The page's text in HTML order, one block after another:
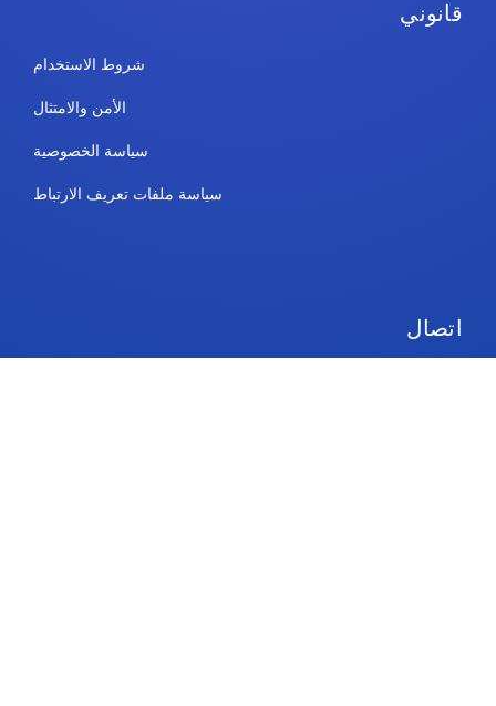
قانوني
شروط الاستخدام
الأمن والامتثال
سياسة الخصوصية
سياسة ملفات تعريف الارتباط
اتصال